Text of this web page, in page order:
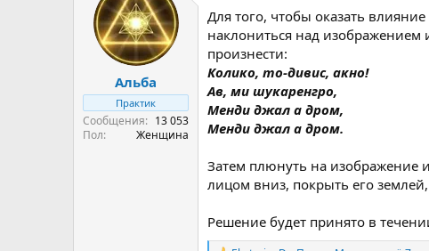
м
ч
а
л
а
Альба
Практик
Сообщения
13 053
Пол
Женщина
Для того, чтобы оказать
наклониться над изображением
произнести:
Колико, то-дивис, акно!
Ав, ми шукаренгро,
Менди джал а дром,
Менди джал а дром.
Затем плюнуть на изображение
лицом вниз, покрыть его
Решение будет принято в